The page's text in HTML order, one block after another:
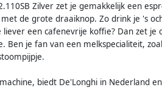
Zilver zet je gemakkelijk een
de grote draaiknop. Zo drink je 's
een cafenevrije koffie? Dan zet je
je fan van een melkspecialiteit,
biedt De'Longhi in Nederland